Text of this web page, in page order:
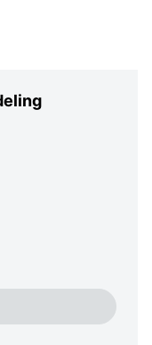
beoordeling